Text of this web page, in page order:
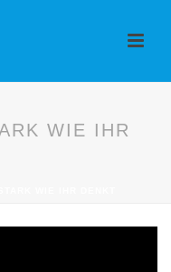
WIE IHR